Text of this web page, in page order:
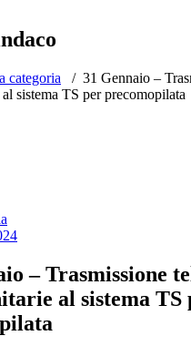
categoria / 31 Gennaio –
al sistema TS per precomopilata
– Trasmissione
al sistema TS